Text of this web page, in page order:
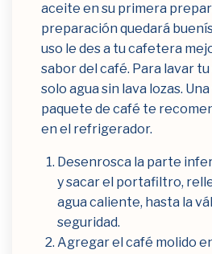
aceite en su primera
preparación quedará
uso le des a tu cafetera
sabor del café. Para lavar
solo agua sin lava lozas.
paquete de café te
en el refrigerador.
Desenrosca la parte
y sacar el portafiltro,
agua caliente, hasta la
seguridad.
Agregar el café molido